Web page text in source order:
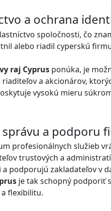
a ochrana
spoločnosti, čo
alebo riadil cyperskú
raj Cyprus ponúka, je
a akcionárov,
vysokú mieru
a podporu
profesionálnych služieb
trustových a
podporujú zakladateľov v
je tak schopný podporiť
flexibilitu.